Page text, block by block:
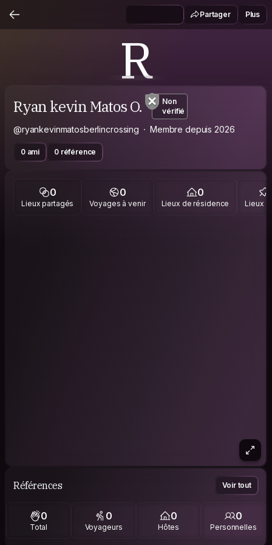
Partager Plus
R
Ryan kevin Matos O.
Non
vérifié
@ryankevinmatosberlincrossing Membre depuis 2026
0 ami 0 référence
0
Lieux partagés
0
Voyages à venir
0
Lieux de résidence Lieux
Références Voir tout
0
Total
0
Voyageurs
0
Hôtes
0
Personnelles